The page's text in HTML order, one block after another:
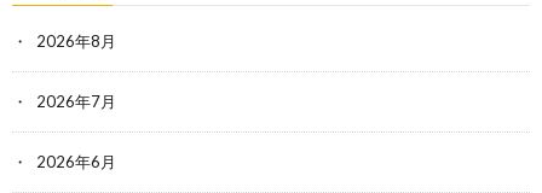
2026年8月
2026年7月
2026年6月